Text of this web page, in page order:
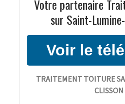
Votre partenaire
sur Saint-
TRAITEMENT TOITURE
CLISSON